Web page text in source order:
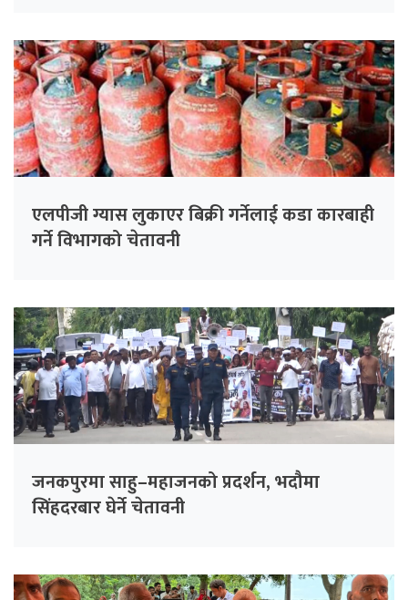
एलपीजी ग्यास लुकाएर बिक्री गर्नेलाई कडा कारबाही
गर्ने विभागको चेतावनी
जनकपुरमा साहु–महाजनको प्रदर्शन, भदौमा
सिंहदरबार घेर्ने चेतावनी